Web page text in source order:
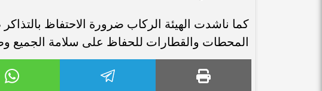
كما ناشدت الهيئة الركاب ضرورة الاحتفاظ
المحطات والقطارات للحفاظ على سلامة الجميع